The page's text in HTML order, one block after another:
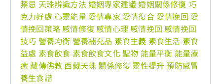
禁忌 天珠辨識方法 婚姻專家建議婚姻關係修復 巧
克力好處 心靈能量 愛情專家 愛情復合 愛情挽回 愛
情挽回策略 感情修復 感情心理 感情挽回 感情挽回
技巧 營養均衡 營養補充品 素食主義 素食生活 素食
益處 素食飲食 素食飲食文化聖物 能量平衡 能量療
癒藏傳佛教 西藏天珠 關係修復 靈性提升預防感冒
養生食譜